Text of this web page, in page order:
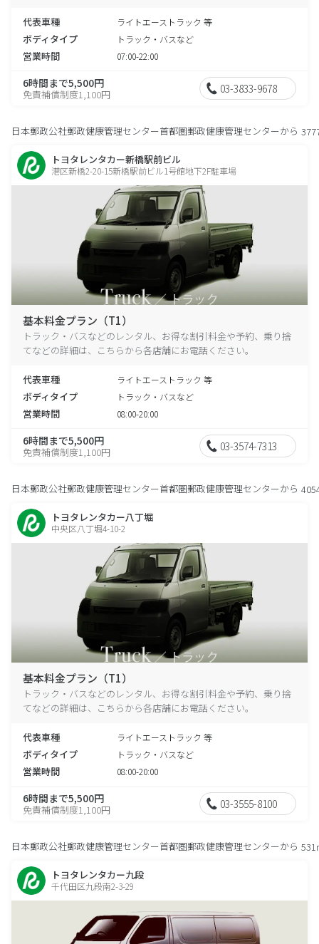
代表車種 ライトエーストラック 等
ボディタイプ トラック・バスなど
営業時間 07:00-22:00
6時間まで5,500円
免責補償制度1,100円 03-3833-9678
日本郵政公社郵政健康管理センター首都圏郵政健康管理センターから
トヨタレンタカー新橋駅前ビル
港区新橋2-20-15新橋駅前ビル1号館地下2F駐車場
基本料金プラン（T1）
トラック・バスなどのレンタル、お得な割引料金や予約、乗り捨
てなどの詳細は、こちらから各店舗にお電話ください。
代表車種 ライトエーストラック 等
ボディタイプ トラック・バスなど
営業時間 08:00-20:00
6時間まで5,500円
免責補償制度1,100円 03-3574-7313
日本郵政公社郵政健康管理センター首都圏郵政健康管理センターから
トヨタレンタカー八丁堀
中央区八丁堀4-10-2
基本料金プラン（T1）
トラック・バスなどのレンタル、お得な割引料金や予約、乗り捨
てなどの詳細は、こちらから各店舗にお電話ください。
代表車種 ライトエーストラック 等
ボディタイプ トラック・バスなど
営業時間 08:00-20:00
6時間まで5,500円
免責補償制度1,100円 03-3555-8100
日本郵政公社郵政健康管理センター首都圏郵政健康管理センターから
トヨタレンタカー九段
千代田区九段南2-3-29